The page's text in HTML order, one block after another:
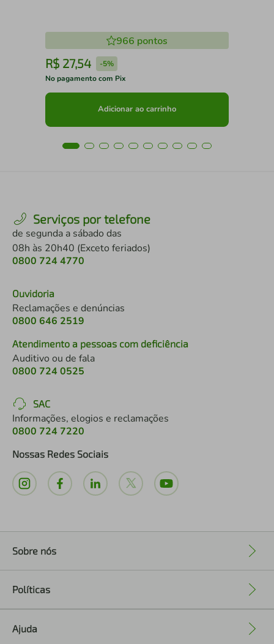
966 pontos
R$ 27,54 -5%
No pagamento com Pix
Adicionar ao carrinho
Serviços por telefone
de segunda a sábado das
08h às 20h40 (Exceto feriados)
0800 724 4770
Ouvidoria
Reclamações e denúncias
0800 646 2519
Atendimento a pessoas com deficiência
Auditivo ou de fala
0800 724 0525
SAC
Informações, elogios e reclamações
0800 724 7220
Nossas Redes Sociais
Sobre nós
Políticas
Ajuda